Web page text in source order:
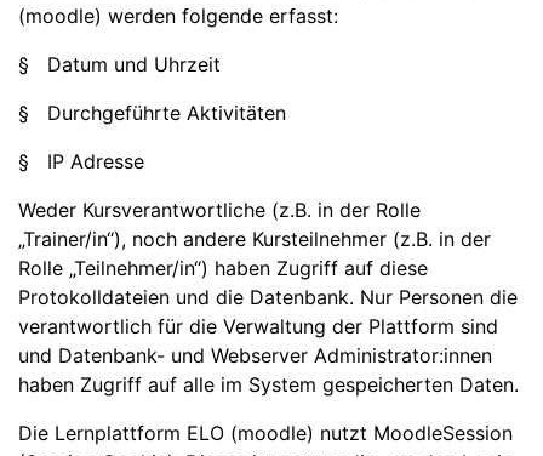
(moodle) werden folgende erfasst:
§ Datum und Uhrzeit
§ Durchgeführte Aktivitäten
§ IP Adresse
Weder Kursverantwortliche (z.B. in der Rolle
„Trainer/in“), noch andere Kursteilnehmer (z.B. in der
Rolle „Teilnehmer/in“) haben Zugriff auf diese
Protokolldateien und die Datenbank. Nur Personen die
verantwortlich für die Verwaltung der Plattform sind
und Datenbank- und Webserver Administrator:innen
haben Zugriff auf alle im System gespeicherten Daten.
Die Lernplattform ELO (moodle) nutzt MoodleSession